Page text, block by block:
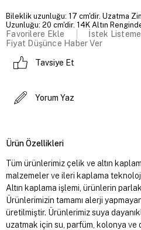
Bileklik uzunluğu: 17 cm'dir. Uzatma
Uzunluğu: 20 cm'dir. 14K Altın
Favorilere Ekle
İstek
Fiyat Düşünce Haber Ver
Tavsiye Et
Yorum Yaz
Ürün Özellikleri
Tüm ürünlerimiz çelik ve altın
malzemeler ve ileri kaplama
Altın kaplama işlemi, ürünlerin
Ürünlerimizin tamamı alerji
üretilmiştir. Ürünlerimiz suya
uzatmak için su, parfüm, kolonya